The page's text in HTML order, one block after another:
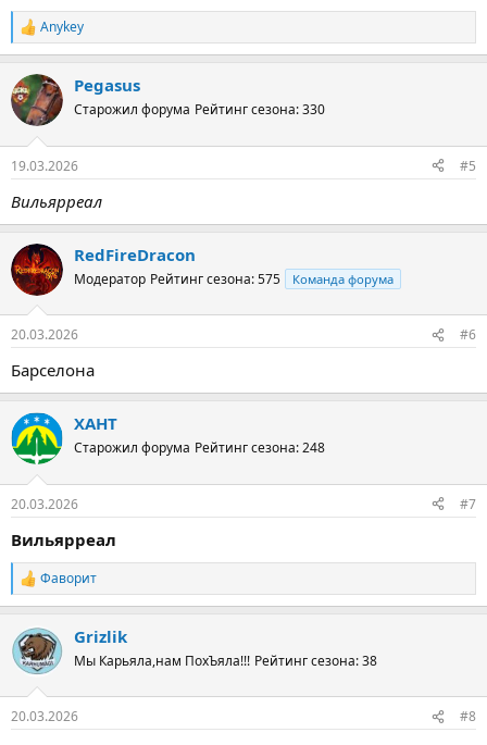
Р
е
к
ц
и
Anykey
Pegasus
Старожил форума Рейтинг сезона: 330
19.03.2026 #5
Вильярреал
RedFireDracon
Модератор Рейтинг сезона: 575 Команда форума
20.03.2026 #6
Барселона
ХАНТ
Старожил форума Рейтинг сезона: 248
20.03.2026 #7
Вильярреал
Р
е
к
ц
и
Фаворит
Grizlik
Мы Карьяла,нам ПохЪяла!!! Рейтинг сезона: 38
20.03.2026 #8